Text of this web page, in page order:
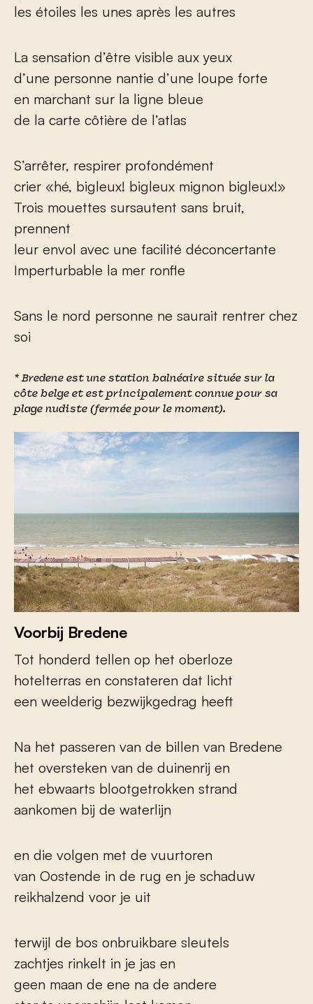
les étoiles les unes après les autres
La sensation d’être visible aux yeux
d’une personne nantie d’une loupe forte
en marchant sur la ligne bleue
de la carte côtière de l’atlas
S’arrêter, respirer profondément
crier «hé, bigleux! bigleux mignon bigleux!»
Trois mouettes sursautent sans bruit,
prennent
leur envol avec une facilité déconcertante
Imperturbable la mer ronfle
Sans le nord personne ne saurait rentrer chez
soi
* Bredene est une station balnéaire située sur la
côte belge et est principalement connue pour sa
plage nudiste (fermée pour le moment).
Voorbij Bredene
Tot honderd tellen op het oberloze
hotelterras en constateren dat licht
een weelderig bezwijkgedrag heeft
Na het passeren van de billen van Bredene
het oversteken van de duinenrij en
het ebwaarts blootgetrokken strand
aankomen bij de waterlijn
en die volgen met de vuurtoren
van Oostende in de rug en je schaduw
reikhalzend voor je uit
terwijl de bos onbruikbare sleutels
zachtjes rinkelt in je jas en
geen maan de ene na de andere